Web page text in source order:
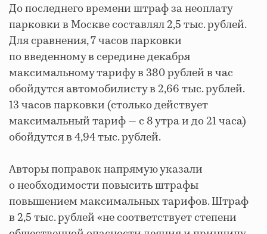
До последнего времени штраф за неоплату
парковки в Москве составлял 2,5 тыс. рублей.
Для сравнения, 7 часов парковки
по введенному в середине декабря
максимальному тарифу в 380 рублей в час
обойдутся автомобилисту в 2,66 тыс. рублей.
13 часов парковки (столько действует
максимальный тариф — с 8 утра и до 21 часа)
обойдутся в 4,94 тыс. рублей.
Авторы поправок напрямую указали
о необходимости повысить штрафы
повышением максимальных тарифов. Штраф
в 2,5 тыс. рублей «не соответствует степени